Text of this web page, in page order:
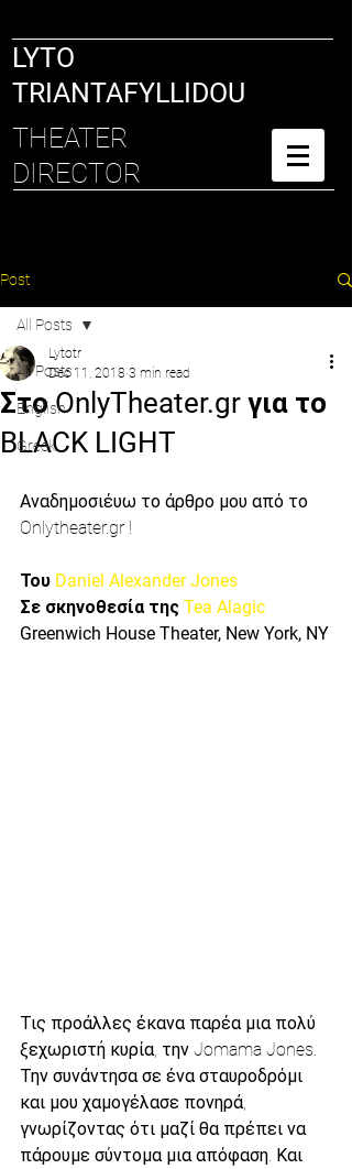
LYTO
TRIANTAFYLLIDOU
THEATER
DIRECTOR
Post
All Posts
English
Greek
All Posts
Στο OnlyTheater.gr για το
BLACK LIGHT
Lytotr
Dec 11, 2018 3 min read
Αναδημοσιέυω το άρθρο μου από το
Onlytheater.gr !
Του Daniel Alexander Jones
Σε σκηνοθεσία της Tea Alagic
Greenwich House Theater, New York, NY
Τις προάλλες έκανα παρέα μια πολύ
ξεχωριστή κυρία, την Jomama Jones.
Την συνάντησα σε ένα σταυροδρόμι
και μου χαμογέλασε πονηρά,
γνωρίζοντας ότι μαζί θα πρέπει να
πάρουμε σύντομα μια απόφαση. Και